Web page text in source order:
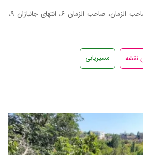
طرقبه، میدان صاحب الزمان، صاحب الزمان 6، انتهای جانبازان 9،
مسیریابی